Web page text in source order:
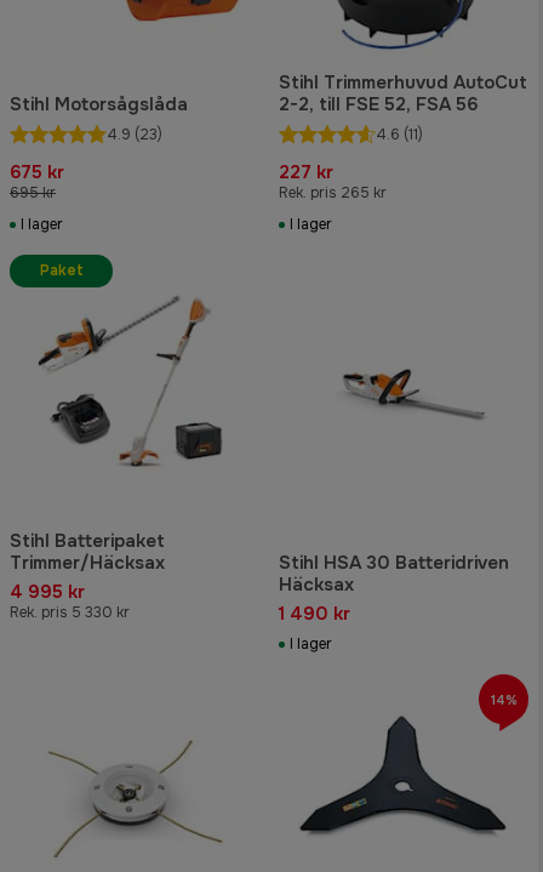
Stihl Motorsågslåda
4.9 (23)
675 kr
695 kr
I lager
Stihl Trimmerhuvud AutoCut
2-2, till FSE 52, FSA 56
4.6 (11)
227 kr
Rek. pris 265 kr
I lager
Stihl Batteripaket
Trimmer/Häcksax
4 995 kr
Rek. pris 5 330 kr
Paket
Stihl HSA 30 Batteridriven
Häcksax
1 490 kr
I lager
14%